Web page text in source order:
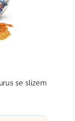
se slizem